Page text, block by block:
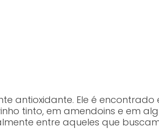
antioxidante. Ele é encontrado
tinto, em amendoins e em
entre aqueles que